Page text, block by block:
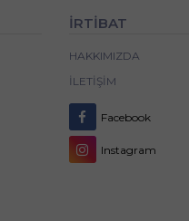
İRTİBAT
HAKKIMIZDA
İLETIŞIM
Facebook
Instagram